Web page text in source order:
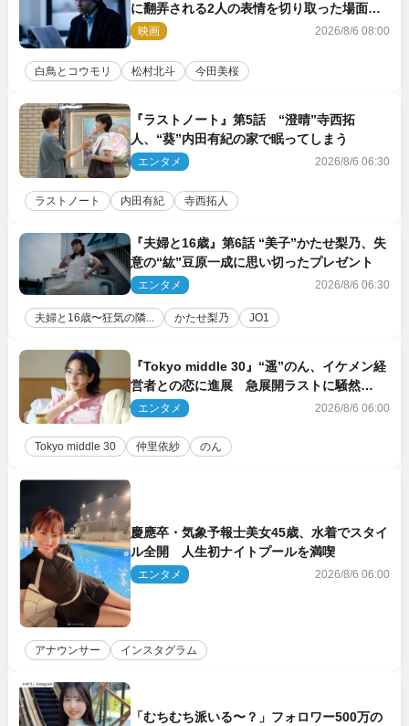
に翻弄される2人の表情を切り取った場面写
真解禁
映画 2026/8/6 08:00
白鳥とコウモリ 松村北斗 今田美桜
『ラストノート』第5話 “澄晴”寺西拓
人、“葵”内田有紀の家で眠ってしまう
エンタメ 2026/8/6 06:30
ラストノート 内田有紀 寺西拓人
『夫婦と16歳』第6話 “美子”かたせ梨乃、失
意の“紘”豆原一成に思い切ったプレゼント
エンタメ 2026/8/6 06:30
夫婦と16歳〜狂気の隣... かたせ梨乃 JO1
『Tokyo middle 30』“遥”のん、イケメン経
営者との恋に進展 急展開ラストに騒然
「え…いきなり」「嫌な予感」
エンタメ 2026/8/6 06:00
Tokyo middle 30 仲里依紗 のん
慶應卒・気象予報士美女45歳、水着でスタイ
ル全開 人生初ナイトプールを満喫
エンタメ 2026/8/6 06:00
アナウンサー インスタグラム
「むちむち派いる〜？」フォロワー500万の